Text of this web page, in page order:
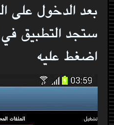
بعد الدخول على
اضغط عليه